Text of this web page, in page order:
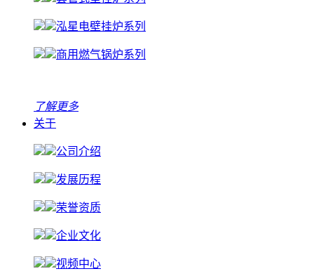
泓星电壁挂炉系列
商用燃气锅炉系列
了解更多
关于
公司介绍
发展历程
荣誉资质
企业文化
视频中心